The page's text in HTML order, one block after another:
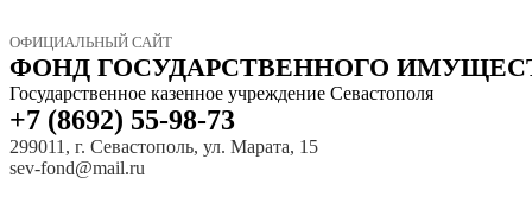
ОФИЦИАЛЬНЫЙ САЙТ
ФОНД ГОСУДАРСТВЕННОГО
Государственное казенное учреждение Севастополя
+7 (8692) 55-98-73
299011, г. Севастополь, ул. Марата, 15
sev-fond@mail.ru